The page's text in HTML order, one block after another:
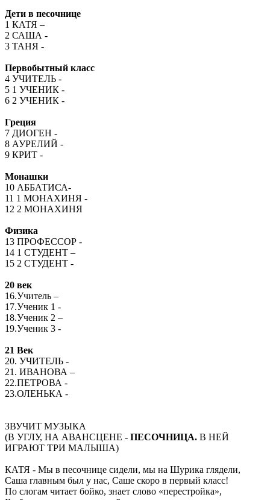
Дети в песочнице
1 КАТЯ –
2 САША -
3 ТАНЯ -
Первобытный класс
4 УЧИТЕЛЬ -
5 1 УЧЕНИК -
6 2 УЧЕНИК -
Греция
7 ДИОГЕН -
8 АУРЕЛИЙ -
9 КРИТ -
Монашки
10 АББАТИСА-
11 1 МОНАХИНЯ -
12 2 МОНАХИНЯ
Физика
13 ПРОФЕССОР -
14 1 СТУДЕНТ –
15 2 СТУДЕНТ -
20 век
16.Учитель –
17.Ученик 1 -
18.Ученик 2 –
19.Ученик 3 -
21 Век
20. УЧИТЕЛЬ -
21. ИВАНОВА –
22.ПЕТРОВА -
23.ОЛЕНЬКА -
ЗВУЧИТ МУЗЫКА
(В УГЛУ, НА АВАНСЦЕНЕ - ПЕСОЧНИЦА. В НЕЙ
ИГРАЮТ ТРИ МАЛЫША)
КАТЯ - Мы в песочнице сидели, мы на Шурика глядели,
Саша главным был у нас, Саше скоро в первый класс!
По слогам читает бойко, знает слово «перестройка»,